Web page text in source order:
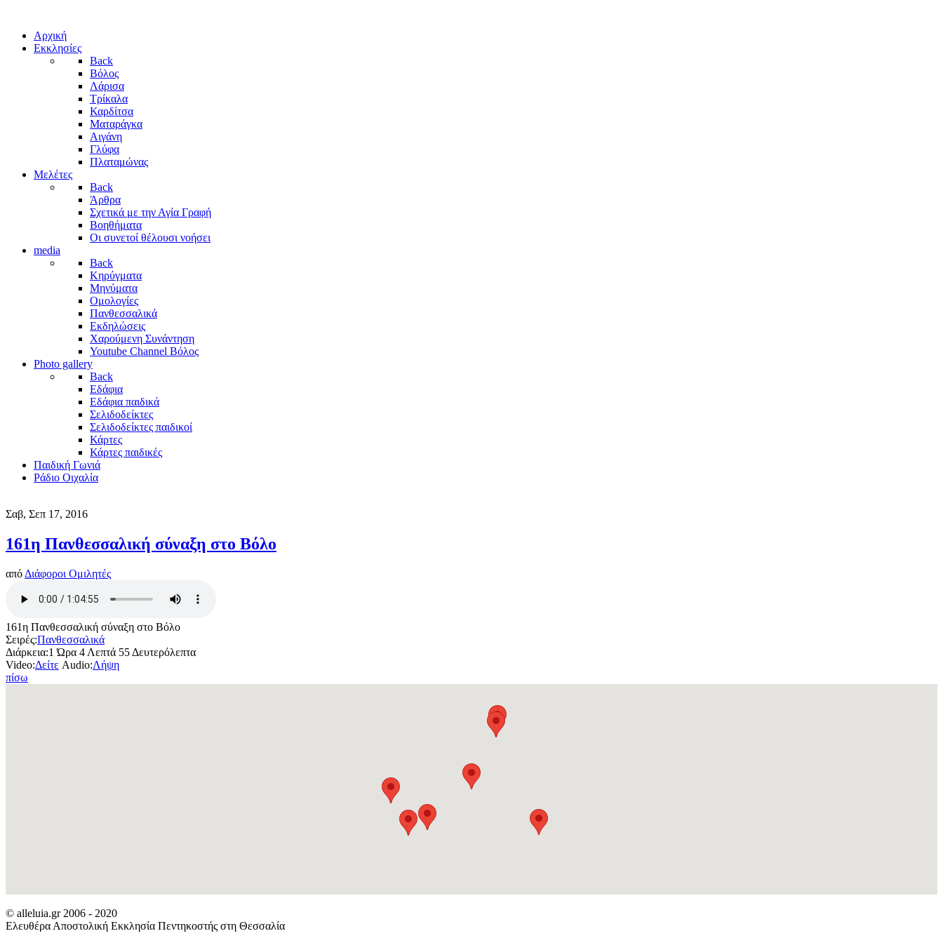
Αρχική
Εκκλησίες
Back
Βόλος
Λάρισα
Τρίκαλα
Καρδίτσα
Ματαράγκα
Αιγάνη
Γλύφα
Πλαταμώνας
Μελέτες
Back
Άρθρα
Σχετικά με την Αγία Γραφή
Βοηθήματα
Οι συνετοί θέλουσι νοήσει
media
Back
Κηρύγματα
Μηνύματα
Ομολογίες
Πανθεσσαλικά
Εκδηλώσεις
Χαρούμενη Συνάντηση
Youtube Channel Βόλος
Photo gallery
Back
Εδάφια
Εδάφια παιδικά
Σελιδοδείκτες
Σελιδοδείκτες παιδικοί
Κάρτες
Κάρτες παιδικές
Παιδική Γωνιά
Ράδιο Οιχαλία
Σαβ, Σεπ 17, 2016
161η Πανθεσσαλική σύναξη στο Βόλο
από Διάφοροι Ομιλητές
161η Πανθεσσαλική σύναξη στο Βόλο
Σειρές:Πανθεσσαλικά
Διάρκεια:1 Ώρα 4 Λεπτά 55 Δευτερόλεπτα
Video:Δείτε Audio:Λήψη
πίσω
© alleluia.gr 2006 - 2020
Ελευθέρα Αποστολική Εκκλησία Πεντηκοστής στη Θεσσαλία